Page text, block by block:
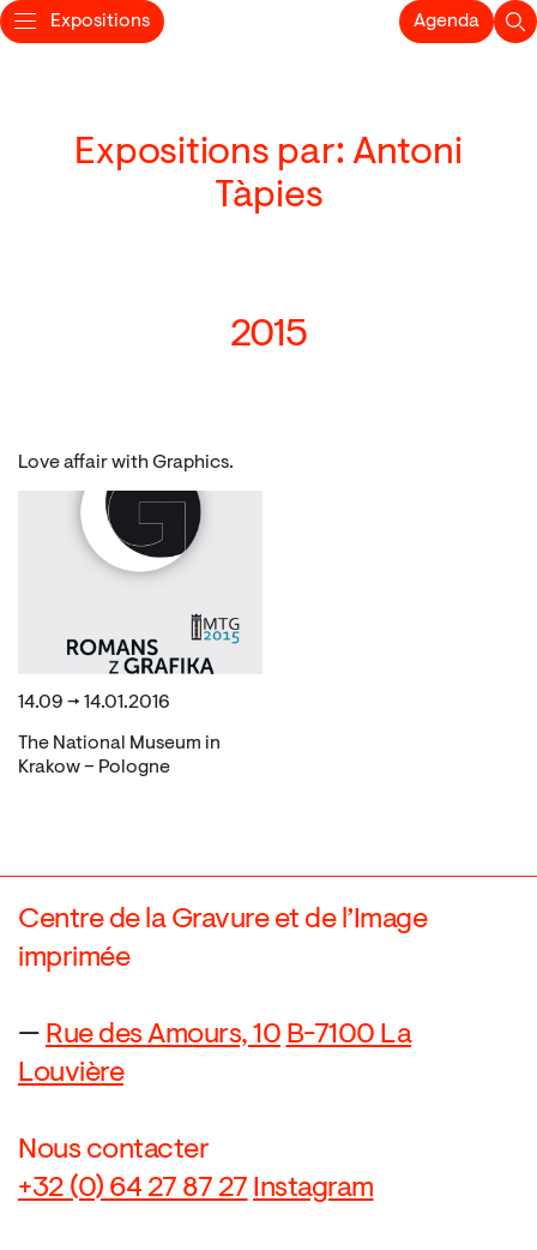
Expositions Agenda
Expositions par: Antoni
Tàpies
2015
Love affair with Graphics.
14.09 → 14.01.2016
The National Museum in
Krakow – Pologne
Centre de la Gravure et de l’Image
imprimée
— Rue des Amours, 10 B-7100 La
Louvière
Nous contacter
+32 (0) 64 27 87 27 Instagram